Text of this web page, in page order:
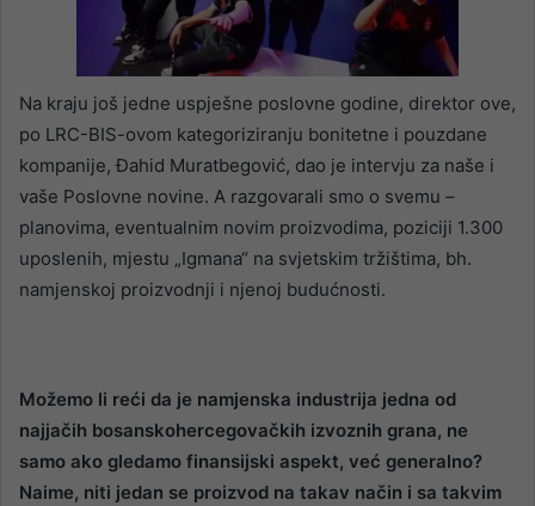
Na kraju još jedne uspješne poslovne godine, direktor ove,
po LRC-BIS-ovom kategoriziranju bonitetne i pouzdane
kompanije, Đahid Muratbegović, dao je intervju za naše i
vaše Poslovne novine. A razgovarali smo o svemu –
planovima, eventualnim novim proizvodima, poziciji 1.300
uposlenih, mjestu „Igmana“ na svjetskim tržištima, bh.
namjenskoj proizvodnji i njenoj budućnosti.
Možemo li reći da je namjenska industrija jedna od
najjačih bosanskohercegovačkih izvoznih grana, ne
samo ako gledamo finansijski aspekt, već generalno?
Naime, niti jedan se proizvod na takav način i sa takvim